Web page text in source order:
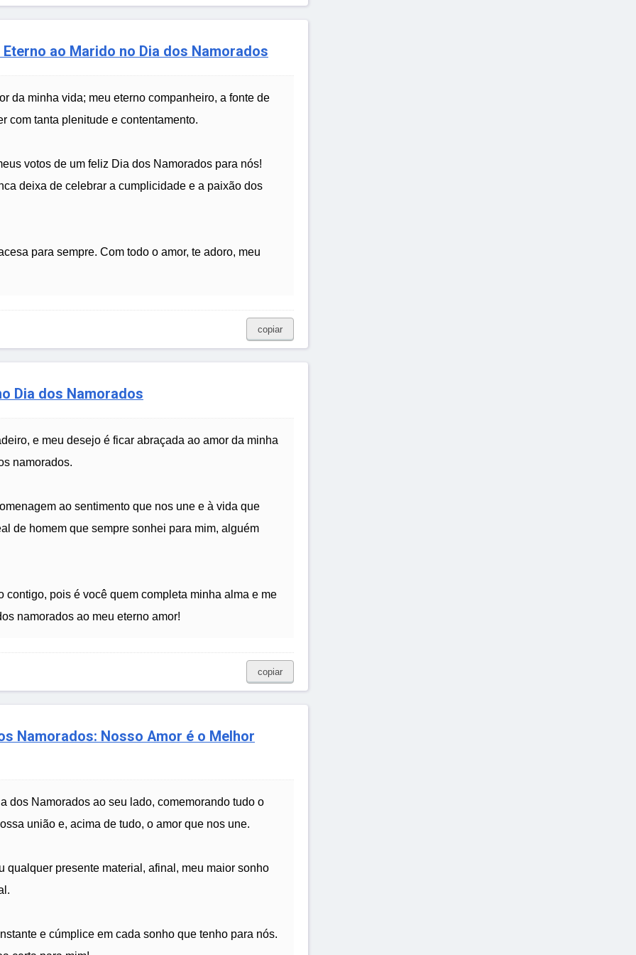
ao Marido no Dia dos Namorados
da minha vida; meu eterno companheiro, a fonte de
com tanta plenitude e contentamento.
votos de um feliz Dia dos Namorados para nós!
deixa de celebrar a cumplicidade e a paixão dos
para sempre. Com todo o amor, te adoro, meu
copiar
Dia dos Namorados
e meu desejo é ficar abraçada ao amor da minha
namorados.
ao sentimento que nos une e à vida que
de homem que sempre sonhei para mim, alguém
contigo, pois é você quem completa minha alma e me
namorados ao meu eterno amor!
copiar
Namorados: Nosso Amor é o Melhor
dos Namorados ao seu lado, comemorando tudo o
união e, acima de tudo, o amor que nos une.
qualquer presente material, afinal, meu maior sonho
e cúmplice em cada sonho que tenho para nós.